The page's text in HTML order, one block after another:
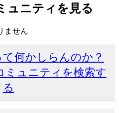
ュニティを見る
ません
て何かしらんのか？
ミュニティを検索す
る